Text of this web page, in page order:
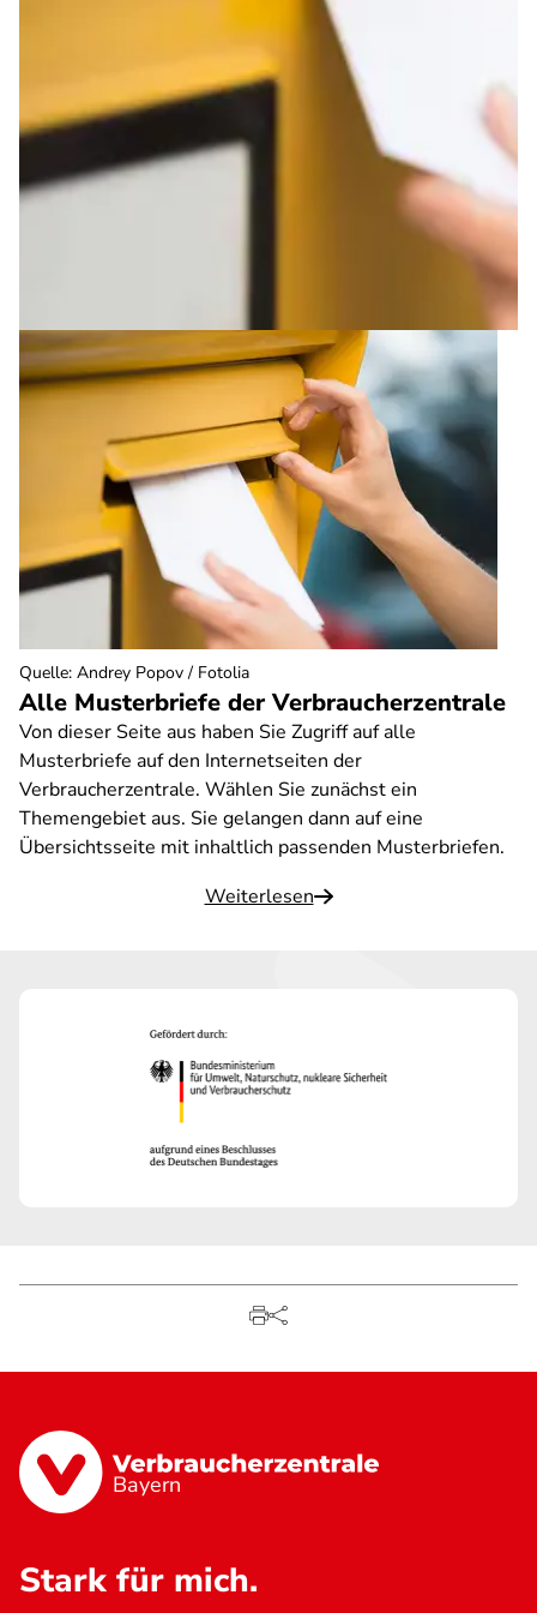
Alle Musterbriefe der Verbraucherzentrale
Von dieser Seite aus haben Sie Zugriff auf alle
Musterbriefe auf den Internetseiten der
Verbraucherzentrale. Wählen Sie zunächst ein
Themengebiet aus. Sie gelangen dann auf eine
Übersichtsseite mit inhaltlich passenden Musterbriefen.
Weiterlesen
Quelle: Andrey Popov / Fotolia
Bayern
Stark für mich.